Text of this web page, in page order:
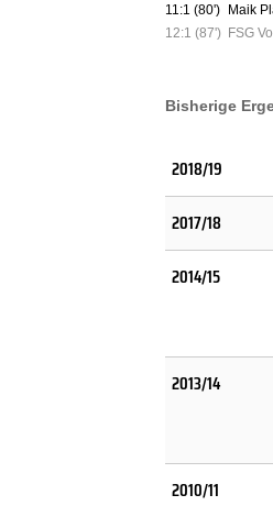
11:1 (80') Maik
12:1 (87') FSG
Bisherige
2018/19
2017/18
2014/15
2013/14
2010/11